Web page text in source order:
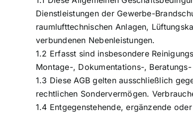
Dienstleistungen der Gewerbe-
raumlufttechnischen Anlagen,
verbundenen Nebenleistungen.
1.2 Erfasst sind insbesondere
Montage-, Dokumentations-,
1.3 Diese AGB gelten ausschließlich
rechtlichen Sondervermögen.
1.4 Entgegenstehende, ergänzende